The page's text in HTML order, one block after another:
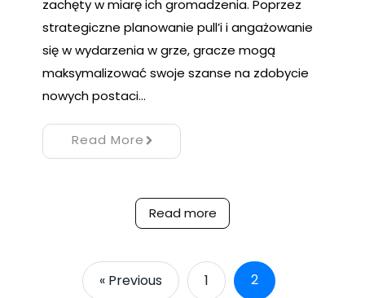
zachęty w miarę ich gromadzenia. Poprzez
strategiczne planowanie pull’i i angażowanie
się w wydarzenia w grze, gracze mogą
maksymalizować swoje szanse na zdobycie
nowych postaci…
Read More
Read more
« Previous 1 2